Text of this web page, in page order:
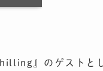
』のゲストと